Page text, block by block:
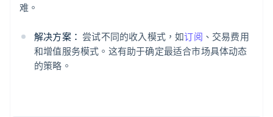
难。
解决方案： 尝试不同的收入模式，如订阅 、交易费用
和增值服务模式。这有助于确定最适合市场具体动态
的策略。
English
巴西
Português